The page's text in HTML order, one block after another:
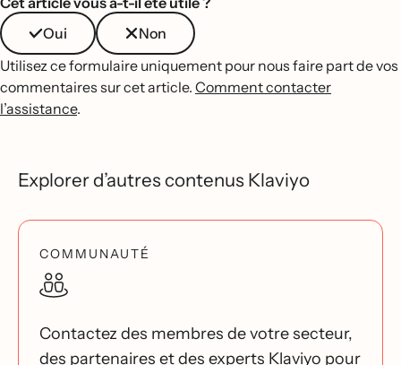
Oui
Non
Utilisez ce formulaire uniquement pour nous faire part de vos
commentaires sur cet article. Comment contacter
l’assistance.
Explorer d’autres contenus Klaviyo
COMMUNAUTÉ
Contactez des membres de votre secteur,
des partenaires et des experts Klaviyo pour